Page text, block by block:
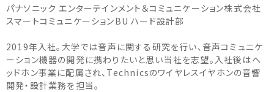
パナソニック エンターテインメント＆コミュニケーション株式会社
スマートコミュニケーションBU ハード設計部
2019年入社。大学では音声に関する研究を行い、音声コミュニケ
ーション機器の開発に携わりたいと思い当社を志望。入社後はヘ
ッドホン事業に配属され、Technicsのワイヤレスイヤホンの音響
開発・設計業務を担当。